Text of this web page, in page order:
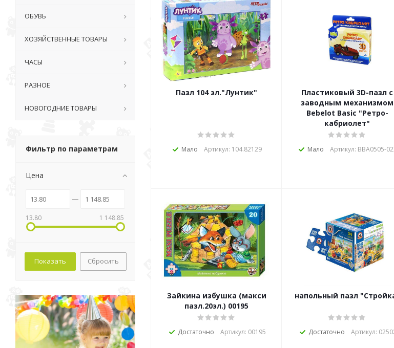
Пазл 104 эл."Лунтик"
Мало Артикул: 104.82129
Пластиковый 3D-пазл с
заводным механизмом
Bebelot Basic "Ретро-
кабриолет"
Мало Артикул: ВВА0505-
Зайкина избушка (макси
пазл.20эл.) 00195
Достаточно Артикул: 00195
напольный пазл
Достаточно Артикул:
ОБУВЬ
ХОЗЯЙСТВЕННЫЕ ТОВАРЫ
ЧАСЫ
РАЗНОЕ
НОВОГОДНИЕ ТОВАРЫ
Фильтр по параметрам
Цена
13.80 1 148.85
Сбросить